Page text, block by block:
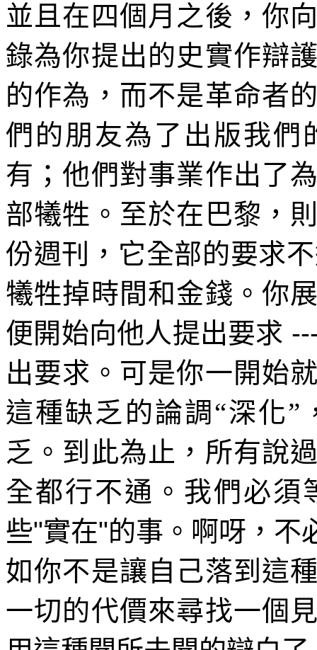
並且在四個月之後，你
錄為你提出的史實作辯
的作為，而不是革命者
們的朋友為了出版我們
有；他們對事業作出了
部犧牲。至於在巴黎，
份週刊，它全部的要求
犧牲掉時間和金錢。你
便開始向他人提出要求
出要求。可是你一開始
這種缺乏的論調“深化
乏。到此為止，所有說
全都行不通。我們必須
些"實在"的事。啊呀，不
如你不是讓自己落到這
一切的代價來尋找一個